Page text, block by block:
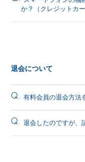
か？（クレジットカ
退会について
Q. 有料会員の退会方法
Q. 退会したのですが、